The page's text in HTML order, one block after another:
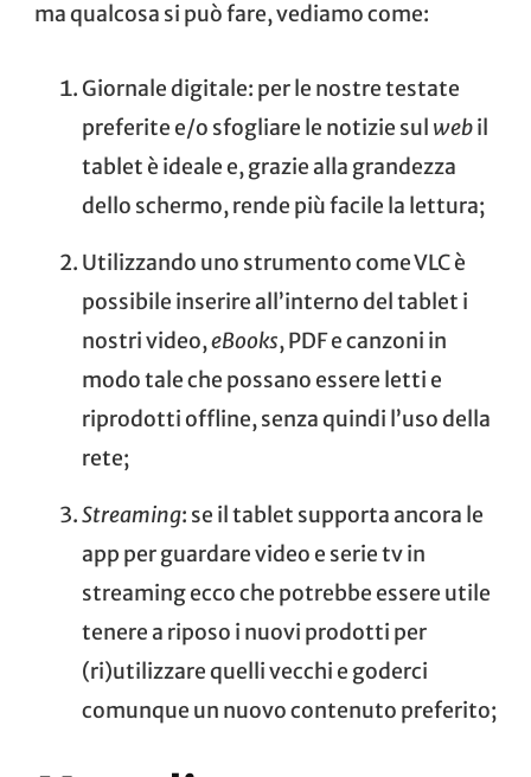
ma qualcosa si può fare, vediamo come:
Giornale digitale: per le nostre testate
preferite e/o sfogliare le notizie sul webil
tablet è ideale e, grazie alla grandezza
dello schermo, rende più facile la lettura;
Utilizzando uno strumento comeVLCè
possibile inserire all’interno del tablet i
nostri video,eBooks, PDF e canzoni in
modo tale che possano essere letti e
riprodotti offline, senza quindi l’uso della
rete;
Streaming: se il tablet supporta ancora le
app per guardare video e serie tv in
streaming ecco che potrebbe essere utile
tenere a riposo i nuovi prodotti per
(ri)utilizzare quelli vecchi e goderci
comunque un nuovo contenuto preferito;